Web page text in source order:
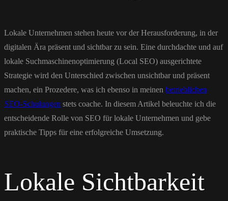
Lokale Unternehmen stehen heute vor der Herausforderung, in der
digitalen Ära präsent und sichtbar zu sein. Eine durchdachte und auf
lokale Suchmaschinenoptimierung (Local SEO) ausgerichtete
Strategie wird den Unterschied zwischen unsichtbar und präsent
machen, ein Prozedere, was ich ebenso in meinen betrieblichen
SEO-Schulungen stets coache. In diesem Artikel beleuchte ich die
entscheidende Rolle von SEO für lokale Unternehmen und gebe
praktische Tipps für eine erfolgreiche Umsetzung.
Lokale Sichtbarkeit